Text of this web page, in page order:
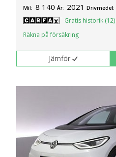
Mil: 8 140 År: 2021 Drivmedel:
Gratis historik (12)
Räkna på försäkring
Jämför